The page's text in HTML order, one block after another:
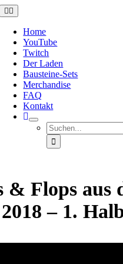
Zum
Inhalt
springen
Toggle
Navigation
Home
YouTube
Twitch
Der Laden
Bausteine-Sets
Merchandise
FAQ
Kontakt
Suche
nach:
& Flops
– 1.